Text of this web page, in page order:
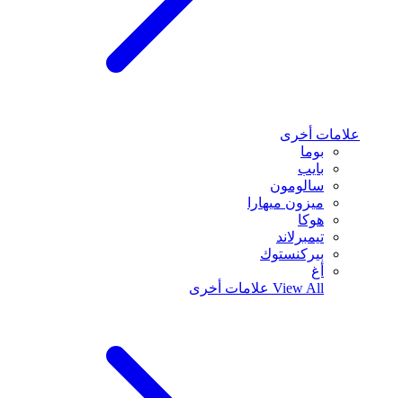
علامات أخرى
بوما
بايب
سالومون
ميزون ميهارا
هوكا
تيمبرلاند
بيركنستوك
أغ
View All علامات أخرى